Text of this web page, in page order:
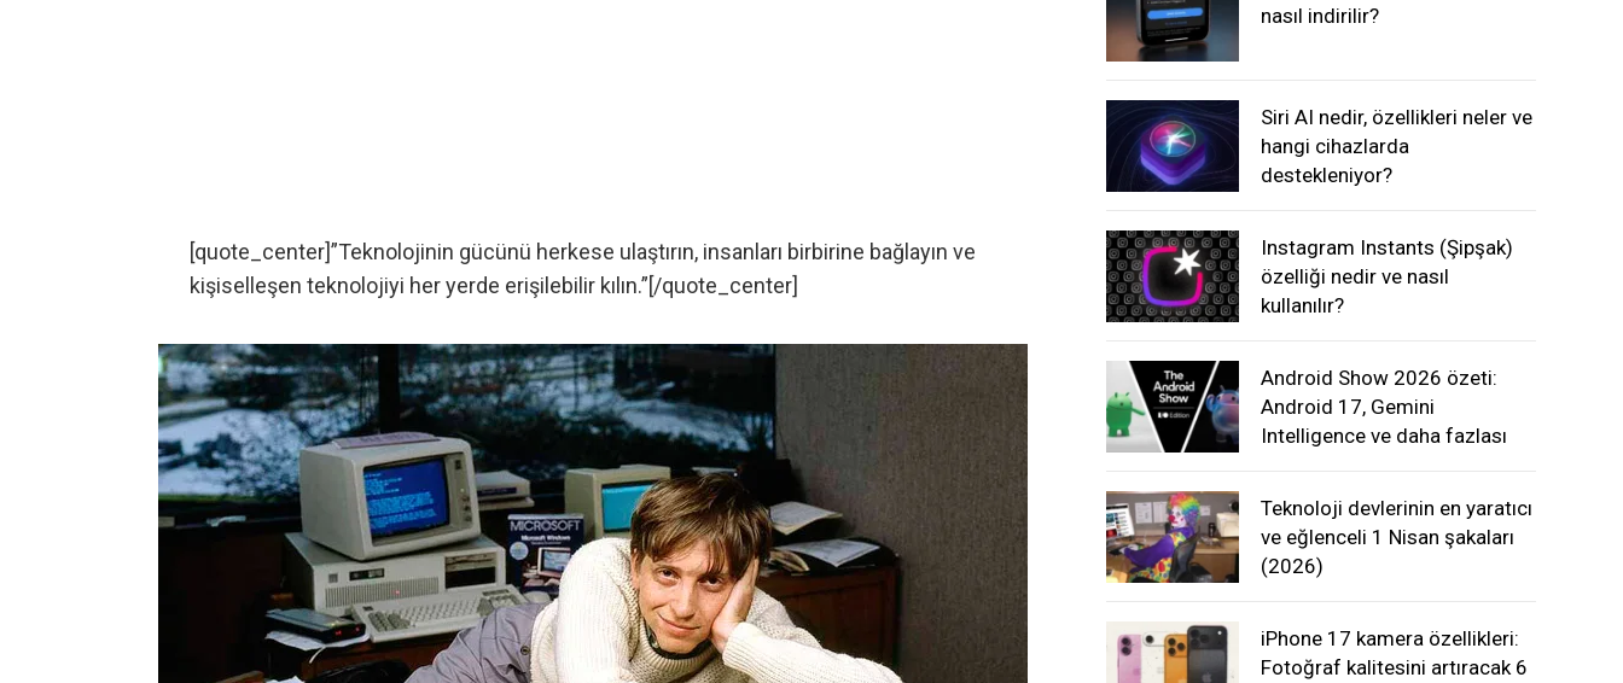
[quote_center]”Teknolojinin gücünü herkese ulaştırın, insanları birbirine bağlayın ve
kişiselleşen teknolojiyi her yerde erişilebilir kılın.”[/quote_center]
nasıl indirilir?
Siri AI nedir, özellikleri neler ve
hangi cihazlarda
destekleniyor?
Instagram Instants (Şipşak)
özelliği nedir ve nasıl
kullanılır?
Android Show 2026 özeti:
Android 17, Gemini
Intelligence ve daha fazlası
Teknoloji devlerinin en yaratıcı
ve eğlenceli 1 Nisan şakaları
(2026)
iPhone 17 kamera özellikleri:
Fotoğraf kalitesini artıracak 6